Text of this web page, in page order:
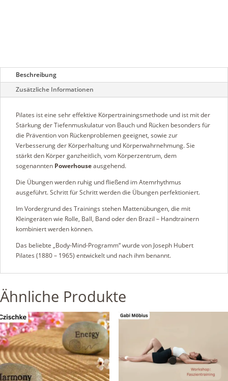
Beschreibung
Zusätzliche Informationen
Pilates ist eine sehr effektive Körpertrainingsmethode und ist mit der
Stärkung der Tiefenmuskulatur von Bauch und Rücken besonders für
die Prävention von Rückenproblemen geeignet, sowie zur
Verbesserung der Körperhaltung und Körperwahrnehmung. Sie
stärkt den Körper ganzheitlich, vom Körperzentrum, dem
sogenannten Powerhouseausgehend.
Die Übungen werden ruhig und fließend im Atemrhythmus
ausgeführt. Schritt für Schritt werden die Übungen perfektioniert.
Im Vordergrund des Trainings stehen Mattenübungen, die mit
Kleingeräten wie Rolle, Ball, Band oder den Brazil – Handtrainern
kombiniert werden können.
Das beliebte „Body-Mind-Programm“ wurde von Joseph Hubert
Pilates (1880 – 1965) entwickelt und nach ihm benannt.
Ähnliche Produkte